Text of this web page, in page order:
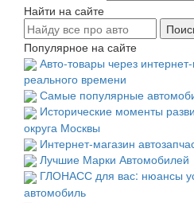
Найти на сайте
Популярное на сайте
Авто-товары через
реального времени
Самые популярные
Исторические моменты
округа Москвы
Интернет-магазин
Лучшие Марки Автомобилей
ГЛОНАСС для вас: нюансы
автомобиль